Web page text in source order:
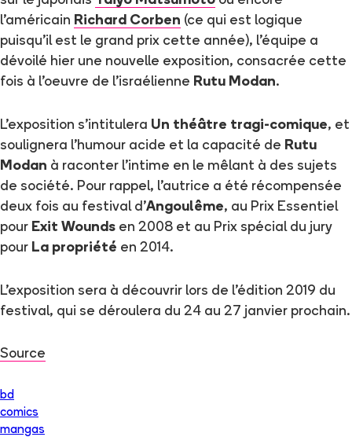
l'américain Richard Corben (ce qui est logique
puisqu'il est le grand prix cette année), l'équipe a
dévoilé hier une nouvelle exposition, consacrée cette
fois à l'oeuvre de l'israélienne Rutu Modan.
L'exposition s'intitulera Un théâtre tragi-comique, et
soulignera l'humour acide et la capacité de Rutu
Modan à raconter l'intime en le mêlant à des sujets
de société. Pour rappel, l'autrice a été récompensée
deux fois au festival d'Angoulême, au Prix Essentiel
pour Exit Wounds en 2008 et au Prix spécial du jury
pour La propriété en 2014.
L'exposition sera à découvrir lors de l'édition 2019 du
festival, qui se déroulera du 24 au 27 janvier prochain.
Source
bd
comics
mangas